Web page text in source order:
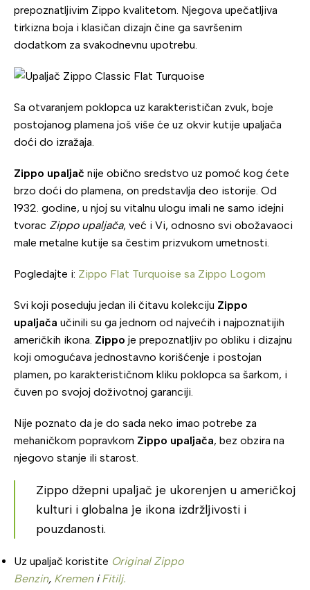
prepoznatljivim Zippo kvalitetom. Njegova upečatljiva
tirkizna boja i klasičan dizajn čine ga savršenim
dodatkom za svakodnevnu upotrebu.
Sa otvaranjem poklopca uz karakterističan zvuk, boje
postojanog plamena još više će uz okvir kutije upaljača
doći do izražaja.
Zippo upaljač nije obično sredstvo uz pomoć kog ćete
brzo doći do plamena, on predstavlja deo istorije. Od
1932. godine, u njoj su vitalnu ulogu imali ne samo idejni
tvorac Zippo upaljača, već i Vi, odnosno svi obožavaoci
male metalne kutije sa čestim prizvukom umetnosti.
Pogledajte i: Zippo Flat Turquoise sa Zippo Logom
Svi koji poseduju jedan ili čitavu kolekciju Zippo
upaljača učinili su ga jednom od najvećih i najpoznatijih
američkih ikona. Zippo je prepoznatljiv po obliku i dizajnu
koji omogućava jednostavno korišćenje i postojan
plamen, po karakterističnom kliku poklopca sa šarkom, i
čuven po svojoj doživotnoj garanciji.
Nije poznato da je do sada neko imao potrebe za
mehaničkom popravkom Zippo upaljača, bez obzira na
njegovo stanje ili starost.
Zippo džepni upaljač je ukorenjen u američkoj
kulturi i globalna je ikona izdržljivosti i
pouzdanosti.
Uz upaljač koristite Original Zippo
Benzin, KremeniFitilj.